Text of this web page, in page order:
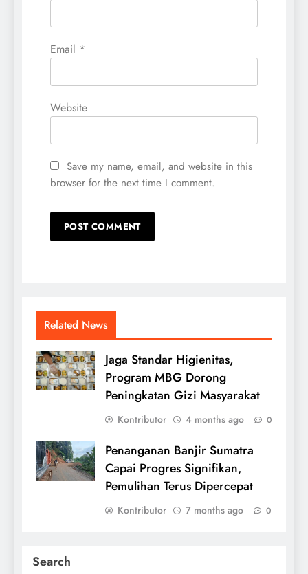
Email *
Website
Save my name, email, and website in this
browser for the next time I comment.
Related News
Jaga Standar Higienitas,
Program MBG Dorong
Peningkatan Gizi Masyarakat
Kontributor 4 months ago 0
Penanganan Banjir Sumatra
Capai Progres Signifikan,
Pemulihan Terus Dipercepat
Kontributor 7 months ago 0
Search